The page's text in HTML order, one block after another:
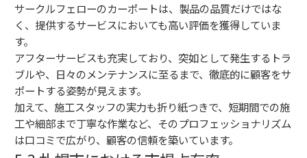
サークルフェローのカーポートは、製品の品質だけではな
く、提供するサービスにおいても高い評価を獲得していま
す。
アフターサービスも充実しており、突如として発生するトラ
ブルや、日々のメンテナンスに至るまで、徹底的に顧客をサ
ポートする姿勢が見えます。
加えて、施工スタッフの実力も折り紙つきで、短期間での施
工や細部まで丁寧な作業など、そのプロフェッショナリズム
は口コミで広がり、顧客の信頼を築いています。